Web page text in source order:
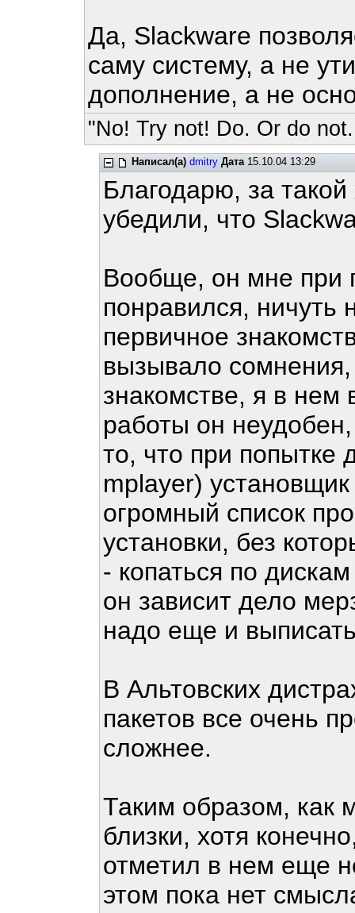
Да, Slackware
саму систему, а не
дополнение, а не
"No! Try not! Do. Or do
Написал(а) dmitry Дата15.10.04 13:29
Благодарю, за
убедили, что
Вообще, он мне при
понравился, ничуть
первичное
вызывало
знакомстве, я в нем
работы он
то, что при попытке
mplayer)
огромный список
установки, без
- копаться по
он зависит дело
надо еще и
В Альтовских
пакетов все очень
сложнее.
Таким образом, как
близки, хотя
отметил в нем еще
этом пока нет